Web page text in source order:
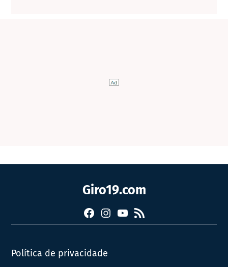
Giro19.com
Facebook
Instagram
YouTube
RSS
Política de privacidade